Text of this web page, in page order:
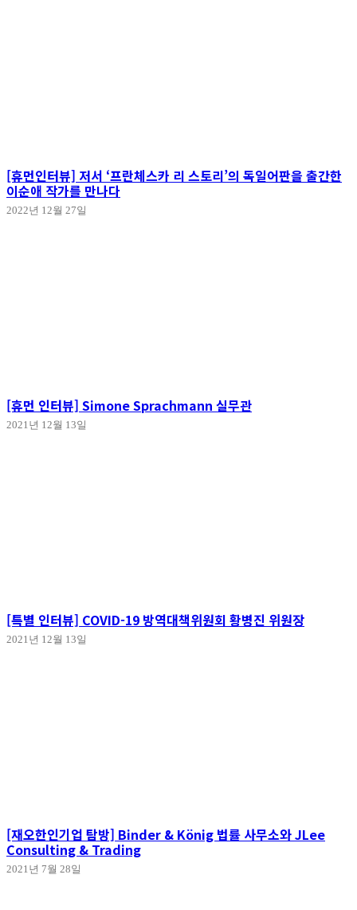
[휴먼인터뷰] 저서 ‘프란체스카 리 스토리’의 독일어판을 출간한
이순애 작가를 만나다
2022년 12월 27일
[휴먼 인터뷰] Simone Sprachmann 실무관
2021년 12월 13일
[특별 인터뷰] COVID-19 방역대책위원회 황병진 위원장
2021년 12월 13일
[재오한인기업 탐방] Binder & König 법률 사무소와 JLee
Consulting & Trading
2021년 7월 28일